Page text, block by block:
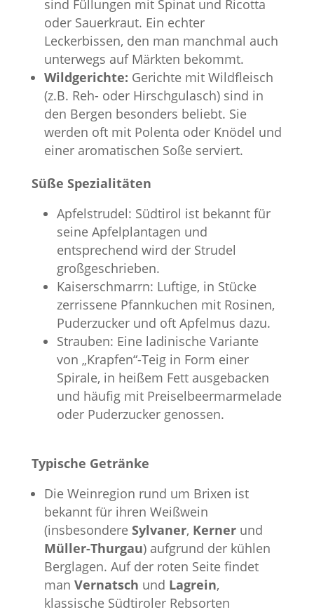
sind Füllungen mit Spinat und Ricotta
oder Sauerkraut. Ein echter
Leckerbissen, den man manchmal auch
unterwegs auf Märkten bekommt.
Wildgerichte: Gerichte mit Wildfleisch
(z.B. Reh- oder Hirschgulasch) sind in
den Bergen besonders beliebt. Sie
werden oft mit Polenta oder Knödel und
einer aromatischen Soße serviert.
Süße Spezialitäten
Apfelstrudel: Südtirol ist bekannt für
seine Apfelplantagen und
entsprechend wird der Strudel
großgeschrieben.
Kaiserschmarrn: Luftige, in Stücke
zerrissene Pfannkuchen mit Rosinen,
Puderzucker und oft Apfelmus dazu.
Strauben: Eine ladinische Variante
von „Krapfen“-Teig in Form einer
Spirale, in heißem Fett ausgebacken
und häufig mit Preiselbeermarmelade
oder Puderzucker genossen.
Typische Getränke
Die Weinregion rund um Brixen ist
bekannt für ihren Weißwein
(insbesondere Sylvaner, Kernerund
Müller-Thurgau) aufgrund der kühlen
Berglagen. Auf der roten Seite findet
man Vernatsch und Lagrein,
klassische Südtiroler Rebsorten